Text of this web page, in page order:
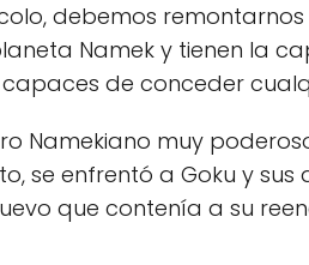
debemos
Namek y tienen la
de conceder
Namekiano muy
se enfrentó a Goku y
que contenía a su